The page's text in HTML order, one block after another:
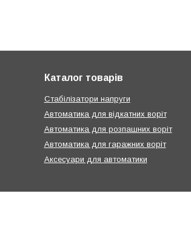
Каталог товарів
Стабілізатори напруги
Автоматика для відкатних воріт
Автоматика для розпашних воріт
Автоматика для гаражних воріт
Аксесуари для автоматики